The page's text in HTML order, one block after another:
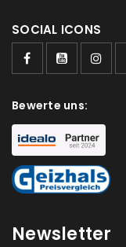
Ich stimme zu
Ja, ich
REGISTRIEREN
SOCIAL ICONS
Bewerte uns:
Newsletter